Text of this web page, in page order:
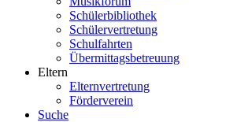
Schülerbibliothek
Schülervertretung
Schulfahrten
Übermittagsbetreuung
Eltern
Elternvertretung
Förderverein
Suche